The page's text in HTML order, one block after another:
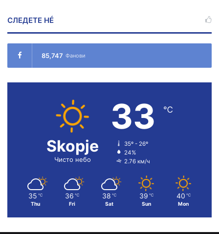
СЛЕДЕТЕ НÉ
85,747 Фанови
Skopje
Чисто небо
33 ℃
35º - 26º
24%
2.76 км/ч
35 ℃
Thu
36 ℃
Fri
38 ℃
Sat
39 ℃
Sun
40 ℃
Mon